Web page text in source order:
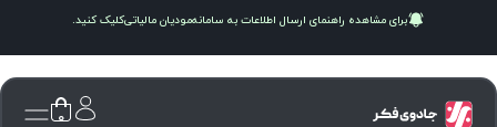
برای مشاهده راهنمای ارسال اطلاعات به سامانهمودیان مالیاتیکلیک کنید.
۰